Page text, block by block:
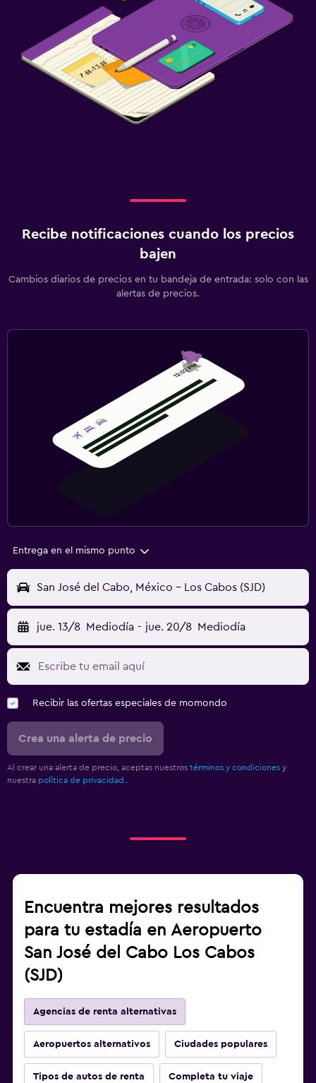
Recibe notificaciones cuando los precios
bajen
Cambios diarios de precios en tu bandeja de entrada: solo con las
alertas de precios.
Entrega en el mismo punto
San José del Cabo, México - Los Cabos (SJD)
jue. 13/8 Mediodía - jue. 20/8 Mediodía
Recibir las ofertas especiales de momondo
Crea una alerta de precio
Al crear una alerta de precio, aceptas nuestros términos y condiciones y
nuestra política de privacidad..
Encuentra mejores resultados
para tu estadía en Aeropuerto
San José del Cabo Los Cabos
(SJD)
Agencias de renta alternativas
Aeropuertos alternativos Ciudades populares
Tipos de autos de renta Completa tu viaje